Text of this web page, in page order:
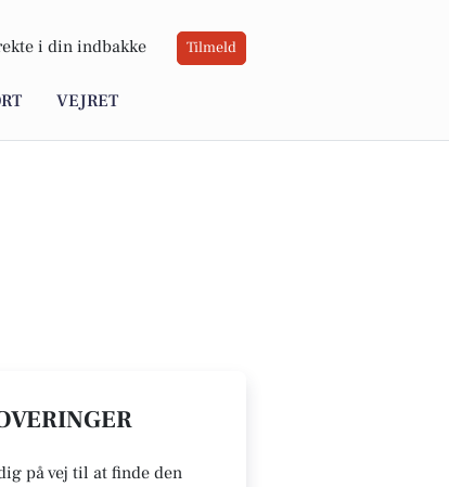
i din indbakke Tilmeld
VEJRET
på vej til at finde den